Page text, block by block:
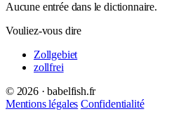
Aucune entrée dans le dictionnaire.
Vouliez-vous dire
Zollgebiet
zollfrei
© 2026 · babelfish.fr
Mentions légales Confidentialité